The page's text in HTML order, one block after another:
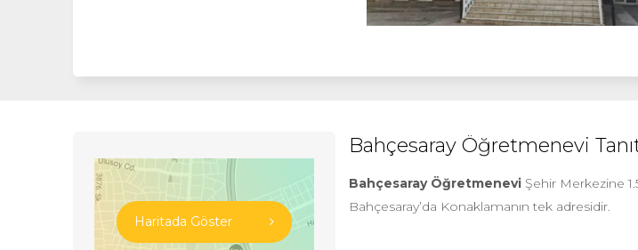
Bahçesaray Öğretmenevi
Bahçesaray Öğretmenevi Şehir Merkezine
Bahçesaray’da Konaklamanın tek adresidir.
Haritada Göster